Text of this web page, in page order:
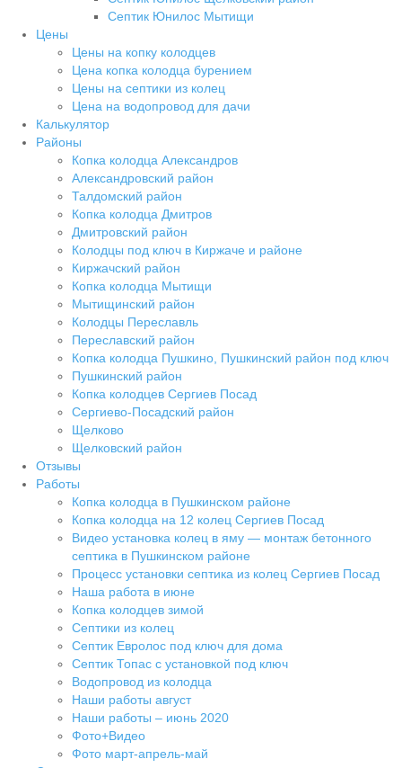
Септик Юнилос Мытищи
Цены
Цены на копку колодцев
Цена копка колодца бурением
Цены на септики из колец
Цена на водопровод для дачи
Калькулятор
Районы
Копка колодца Александров
Александровский район
Талдомский район
Копка колодца Дмитров
Дмитровский район
Колодцы под ключ в Киржаче и районе
Киржачский район
Копка колодца Мытищи
Мытищинский район
Колодцы Переславль
Переславский район
Копка колодца Пушкино, Пушкинский район под ключ
Пушкинский район
Копка колодцев Сергиев Посад
Сергиево-Посадский район
Щелково
Щелковский район
Отзывы
Работы
Копка колодца в Пушкинском районе
Копка колодца на 12 колец Сергиев Посад
Видео установка колец в яму — монтаж бетонного
септика в Пушкинском районе
Процесс установки септика из колец Сергиев Посад
Наша работа в июне
Копка колодцев зимой
Септики из колец
Септик Евролос под ключ для дома
Септик Топас с установкой под ключ
Водопровод из колодца
Наши работы август
Наши работы – июнь 2020
Фото+Видео
Фото март-апрель-май